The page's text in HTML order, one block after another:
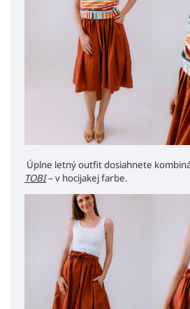
Úplne letný outfit dosiahnete
TOBI– v hocijakej farbe.